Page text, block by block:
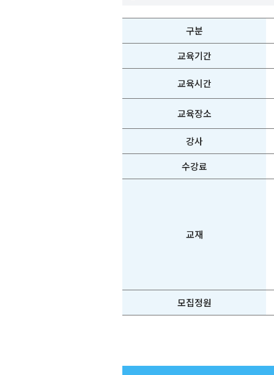
구분
교육기간
교육시간
교육장소
강사
수강료
교재
모집정원